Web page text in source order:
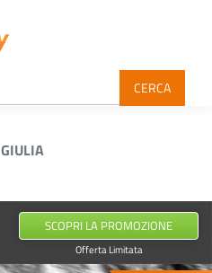
CERCA
GIULIA
SCOPRI LA PROMOZIONE
Offerta Limitata